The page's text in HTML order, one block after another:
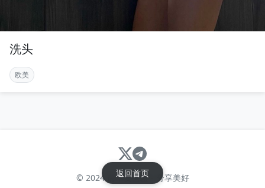
洗头
欧美
返回首页
© 2024 请不要害羞 - 分享美好